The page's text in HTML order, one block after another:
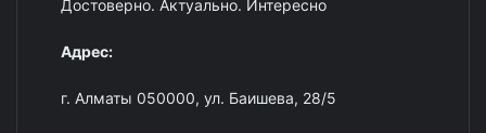
Достоверно. Актуально. Интересно
Адрес:
г. Алматы 050000, ул. Баишева, 28/5